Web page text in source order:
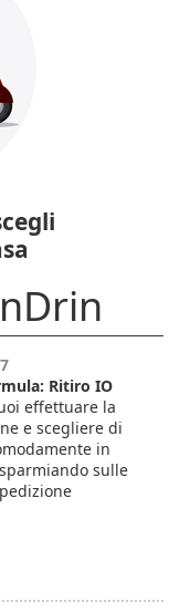
Ritiro IO
effettuare la
e scegliere di
in
sulle